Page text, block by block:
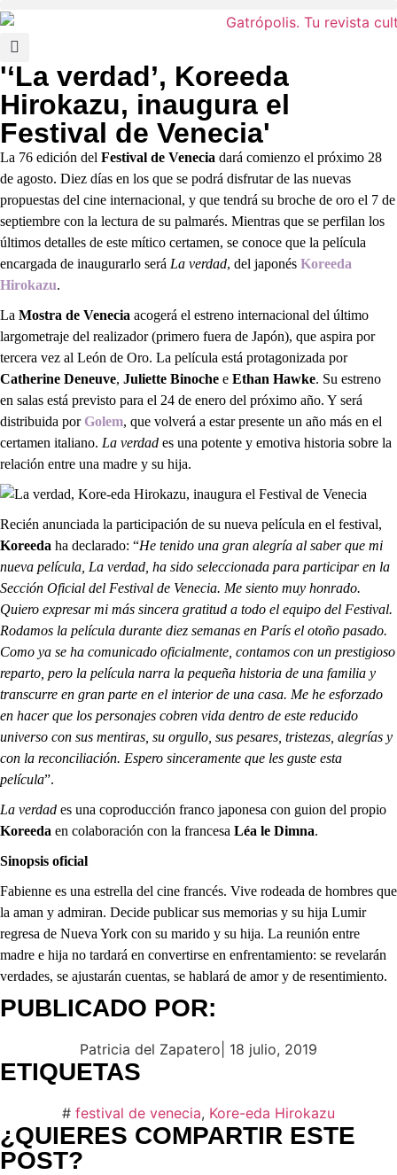
'‘La verdad’, Koreeda
Hirokazu, inaugura el
Festival de Venecia'
La 76 edición del Festival de Venecia dará comienzo el próximo 28
de agosto. Diez días en los que se podrá disfrutar de las nuevas
propuestas del cine internacional, y que tendrá su broche de oro el 7 de
septiembre con la lectura de su palmarés. Mientras que se perfilan los
últimos detalles de este mítico certamen, se conoce que la película
encargada de inaugurarlo será La verdad, del japonés Koreeda
Hirokazu.
La Mostra de Venecia acogerá el estreno internacional del último
largometraje del realizador (primero fuera de Japón), que aspira por
tercera vez al León de Oro. La película está protagonizada por
Catherine Deneuve, Juliette Binoche e Ethan Hawke. Su estreno
en salas está previsto para el 24 de enero del próximo año. Y será
distribuida por Golem, que volverá a estar presente un año más en el
certamen italiano. La verdad es una potente y emotiva historia sobre la
relación entre una madre y su hija.
Recién anunciada la participación de su nueva película en el festival,
Koreeda ha declarado: “He tenido una gran alegría al saber que mi
nueva película, La verdad, ha sido seleccionada para participar en la
Sección Oficial del Festival de Venecia. Me siento muy honrado.
Quiero expresar mi más sincera gratitud a todo el equipo del Festival.
Rodamos la película durante diez semanas en París el otoño pasado.
Como ya se ha comunicado oficialmente, contamos con un prestigioso
reparto, pero la película narra la pequeña historia de una familia y
transcurre en gran parte en el interior de una casa. Me he esforzado
en hacer que los personajes cobren vida dentro de este reducido
universo con sus mentiras, su orgullo, sus pesares, tristezas, alegrías y
con la reconciliación. Espero sinceramente que les guste esta
película”.
La verdad es una coproducción franco japonesa con guion del propio
Koreeda en colaboración con la francesa Léa le Dimna.
Sinopsis oficial
Fabienne es una estrella del cine francés. Vive rodeada de hombres que
la aman y admiran. Decide publicar sus memorias y su hija Lumir
regresa de Nueva York con su marido y su hija. La reunión entre
madre e hija no tardará en convertirse en enfrentamiento: se revelarán
verdades, se ajustarán cuentas, se hablará de amor y de resentimiento.
PUBLICADO POR:
Patricia del Zapatero 18 julio, 2019
ETIQUETAS
# festival de venecia, Kore-eda Hirokazu
¿QUIERES COMPARTIR ESTE
POST?